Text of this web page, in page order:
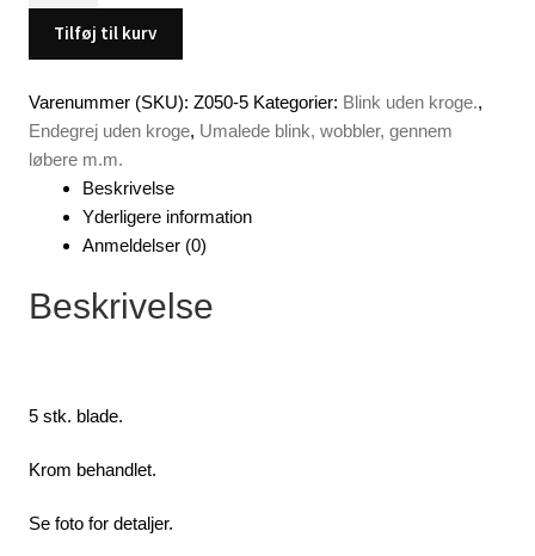
gram
5
antal
Tilføj til kurv
Varenummer (SKU):Z050-5 Kategorier: Blink uden kroge.,
Endegrej uden kroge, Umalede blink, wobbler, gennem
løbere m.m.
Beskrivelse
Yderligere information
Anmeldelser (0)
Beskrivelse
5 stk. blade.
Krom behandlet.
Se foto for detaljer.